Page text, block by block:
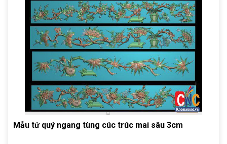
Mẫu tứ quý ngang tùng cúc trúc mai sâu 3cm